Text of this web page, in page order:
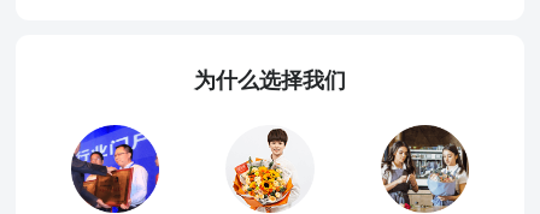
为什么选择我们